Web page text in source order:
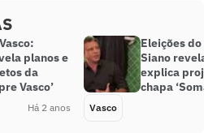
planos e
da
Vasco’
Há 2 anos
Eleições do
Siano revela
explica
chapa
Vasco